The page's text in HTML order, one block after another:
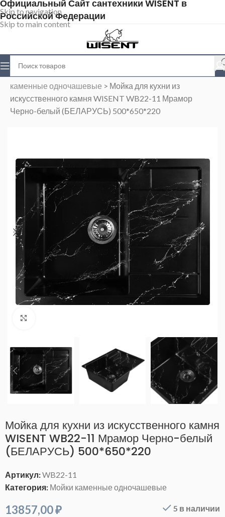
Skip to navigation
Skip to main content
Официальный Сайт сантехники WISENT в
Российской Федерации
Магазин
каменные одночашевые > Мойка для кухни из
искусственного камня WISENT WB22-11 Мрамор
Черно-белый (БЕЛАРУСЬ) 500*650*220
Мойка для кухни из искусственного камня
WISENT WB22-11 Мрамор Черно-белый
(БЕЛАРУСЬ) 500*650*220
Артикул:WB22-11
Категория: Мойки каменные одночашевые
13857,00₽ 5 в наличии